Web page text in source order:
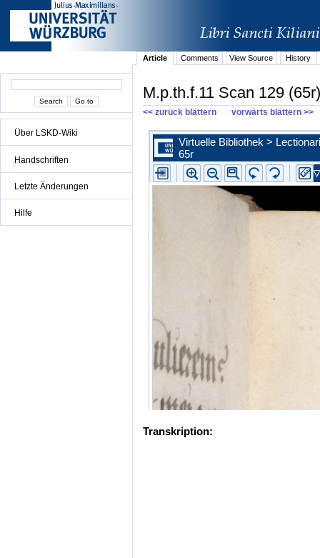
Über LSKD-Wiki
Handschriften
Letzte Änderungen
Hilfe
Article Comments View Source History
M.p.th.f.11 Scan 129 (65r)
<< zurück blättern vorwärts blättern >>
Transkription: